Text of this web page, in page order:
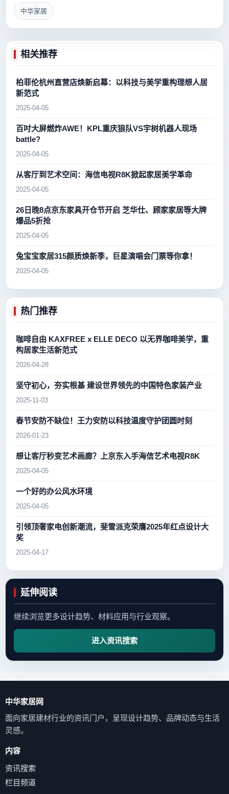
中华家居
相关推荐
柏菲伦杭州直营店焕新启幕：以科技与美学重构理想人居
新范式
2025-04-05
百吋大屏燃炸AWE！KPL重庆狼队VS宇树机器人现场
battle?
2025-04-05
从客厅到艺术空间：海信电视R8K掀起家居美学革命
2025-04-05
26日晚8点京东家具开仓节开启 芝华仕、顾家家居等大牌
爆品5折抢
2025-04-05
兔宝宝家居315颜质焕新季，巨星演唱会门票等你拿！
2025-04-05
热门推荐
咖啡自由 KAXFREE x ELLE DECO 以无界咖啡美学，重
构居家生活新范式
2026-04-28
坚守初心，夯实根基 建设世界领先的中国特色家装产业
2025-11-03
春节安防不缺位！王力安防以科技温度守护团圆时刻
2026-01-23
想让客厅秒变艺术画廊？上京东入手海信艺术电视R8K
2025-04-05
一个好的办公风水环境
2025-04-05
引领顶奢家电创新潮流，斐雪派克荣膺2025年红点设计大
奖
2025-04-17
延伸阅读
继续浏览更多设计趋势、材料应用与行业观察。
进入资讯搜索
中华家居网
面向家居建材行业的资讯门户，呈现设计趋势、品牌动态与生活
灵感。
内容
资讯搜索
栏目频道